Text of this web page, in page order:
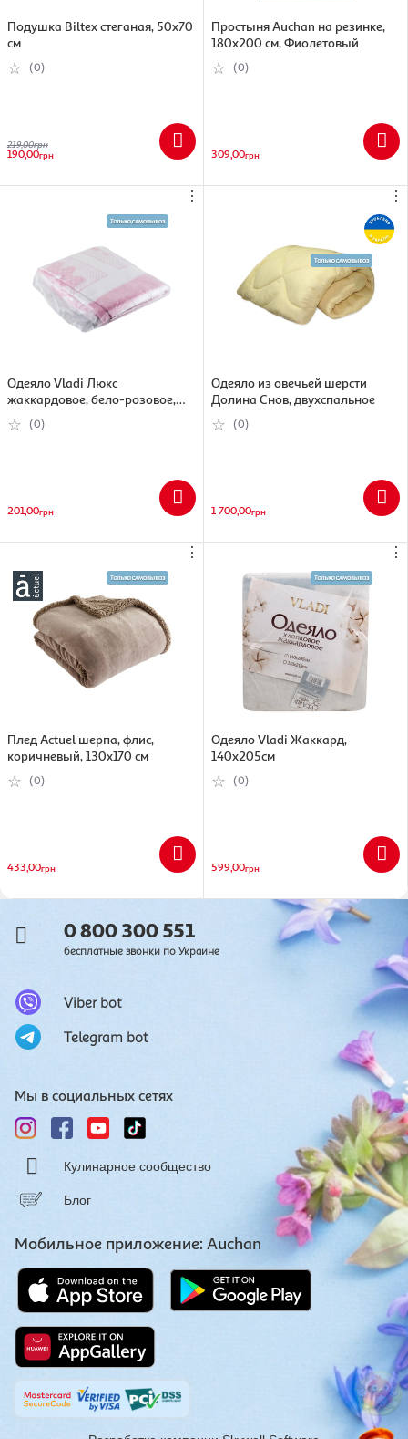
Подушка Biltex стеганая, 50х70
см
(0)
219,00грн
190,00грн
Простыня Auchan на резинке,
180х200 см, Фиолетовый
(0)
309,00грн
⋮
Одеяло Vladi Люкс
жаккардовое, бело-розовое,
100х140 см
(0)
201,00грн
⋮
Одеяло из овечьей шерсти
Долина Снов, двухспальное
(0)
1 700,00грн
⋮
Плед Actuel шерпа, флис,
коричневый, 130х170 см
(0)
433,00грн
⋮
Одеяло Vladi Жаккард,
140х205см
(0)
599,00грн
0 800 300 551
бесплатные звонки по Украине
Viber bot
Telegram bot
Мы в социальных сетях
Кулинарное сообщество
Блог
Мобильное приложение: Auchan